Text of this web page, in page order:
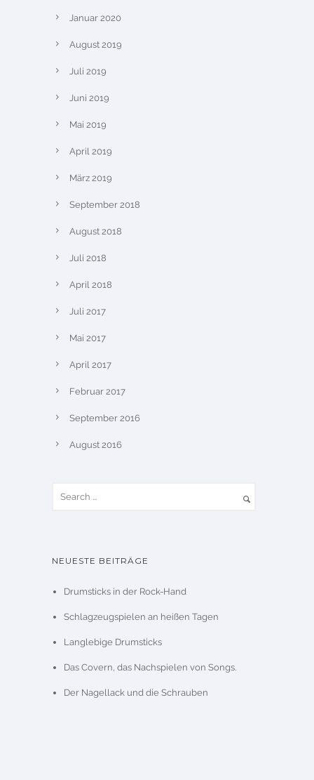
Januar 2020
August 2019
Juli 2019
Juni 2019
Mai 2019
April 2019
März 2019
September 2018
August 2018
Juli 2018
April 2018
Juli 2017
Mai 2017
April 2017
Februar 2017
September 2016
August 2016
NEUESTE BEITRÄGE
Drumsticks in der Rock-Hand
Schlagzeugspielen an heißen Tagen
Langlebige Drumsticks
Das Covern, das Nachspielen von Songs.
Der Nagellack und die Schrauben